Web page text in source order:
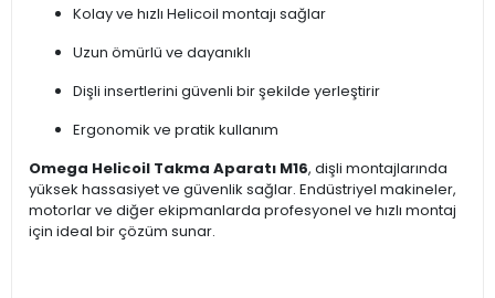
Kolay ve hızlı Helicoil montajı sağlar
Uzun ömürlü ve dayanıklı
Dişli insertlerini güvenli bir şekilde yerleştirir
Ergonomik ve pratik kullanım
Omega Helicoil Takma Aparatı M16, dişli montajlarında
yüksek hassasiyet ve güvenlik sağlar. Endüstriyel makineler,
motorlar ve diğer ekipmanlarda profesyonel ve hızlı montaj
için ideal bir çözüm sunar.